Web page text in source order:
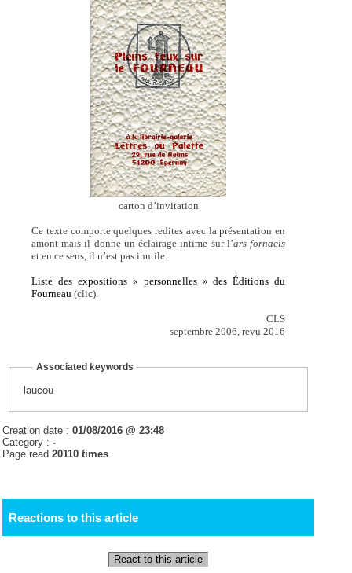
carton d’invitation
Ce texte comporte quelques redites avec la présentation en
amont mais il donne un éclairage intime sur l’ars fornacis
et en ce sens, il n’est pas inutile.
Liste des expositions « personnelles » des Éditions du
Fourneau(clic).
CLS
septembre 2006, revu 2016
Associated keywords
laucou
Creation date :01/08/2016 @ 23:48
Category :-
Page read20110 times
Reactions to this article
React to this article